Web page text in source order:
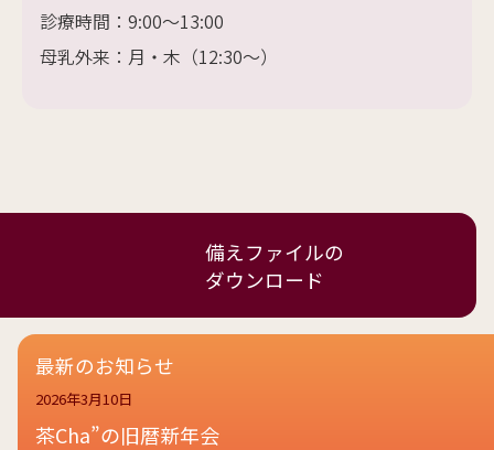
診療時間：9:00～13:00
​母乳外来：月・木（12:30～）
備えファイルの
ダウンロード
最新のお知らせ
2026年3月10日
茶Cha”の旧暦新年会